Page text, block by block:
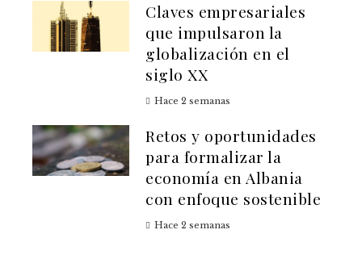
Claves empresariales
que impulsaron la
globalización en el
siglo XX
Hace 2 semanas
Retos y oportunidades
para formalizar la
economía en Albania
con enfoque sostenible
Hace 2 semanas